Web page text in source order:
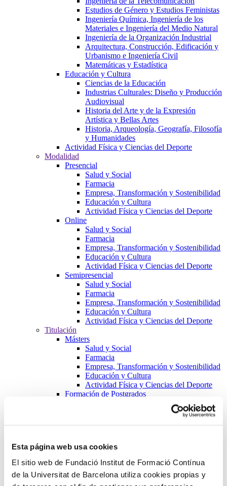
Esta página web usa cookies
El sitio web de Fundació Institut de Formació Contínua
de la Universitat de Barcelona utiliza cookies propias y
Estudios de Género y Estudios Feministas
Ingeniería Química, Ingeniería de los
Materiales e Ingeniería del Medio Natural
Ingeniería de la Organización Industrial
Arquitectura, Construcción, Edificación y
Urbanismo e Ingeniería Civil
Matemáticas y Estadística
Educación y Cultura
Ciencias de la Educación
Industrias Culturales: Diseño y Producción
Audiovisual
Historia del Arte y de la Expresión
Artística y Bellas Artes
Historia, Arqueología, Geografía, Filosofía
y Humanidades
Actividad Física y Ciencias del Deporte
Modalidad
Presencial
Salud y Social
Farmacia
Empresa, Transformación y Sostenibilidad
Educación y Cultura
Actividad Física y Ciencias del Deporte
Online
Salud y Social
Farmacia
Empresa, Transformación y Sostenibilidad
Educación y Cultura
Actividad Física y Ciencias del Deporte
Semipresencial
Salud y Social
Farmacia
Empresa, Transformación y Sostenibilidad
Educación y Cultura
Actividad Física y Ciencias del Deporte
Titulación
Másters
Salud y Social
Farmacia
Empresa, Transformación y Sostenibilidad
Educación y Cultura
Actividad Física y Ciencias del Deporte
Formación de Postgrados
Cursos
Salud y Social
Farmacia
Empresa, Transformación y Sostenibilidad